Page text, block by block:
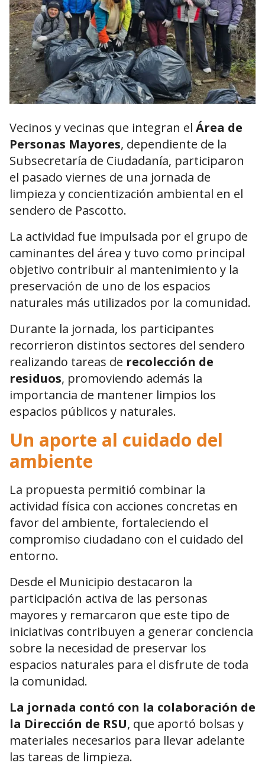
Vecinos y vecinas que integran el Área de
Personas Mayores, dependiente de la
Subsecretaría de Ciudadanía, participaron
el pasado viernes de una jornada de
limpieza y concientización ambiental en el
sendero de Pascotto.
La actividad fue impulsada por el grupo de
caminantes del área y tuvo como principal
objetivo contribuir al mantenimiento y la
preservación de uno de los espacios
naturales más utilizados por la comunidad.
Durante la jornada, los participantes
recorrieron distintos sectores del sendero
realizando tareas de recolección de
residuos, promoviendo además la
importancia de mantener limpios los
espacios públicos y naturales.
Un aporte al cuidado del
ambiente
La propuesta permitió combinar la
actividad física con acciones concretas en
favor del ambiente, fortaleciendo el
compromiso ciudadano con el cuidado del
entorno.
Desde el Municipio destacaron la
participación activa de las personas
mayores y remarcaron que este tipo de
iniciativas contribuyen a generar conciencia
sobre la necesidad de preservar los
espacios naturales para el disfrute de toda
la comunidad.
La jornada contó con la colaboración de
la Dirección de RSU, que aportó bolsas y
materiales necesarios para llevar adelante
las tareas de limpieza.